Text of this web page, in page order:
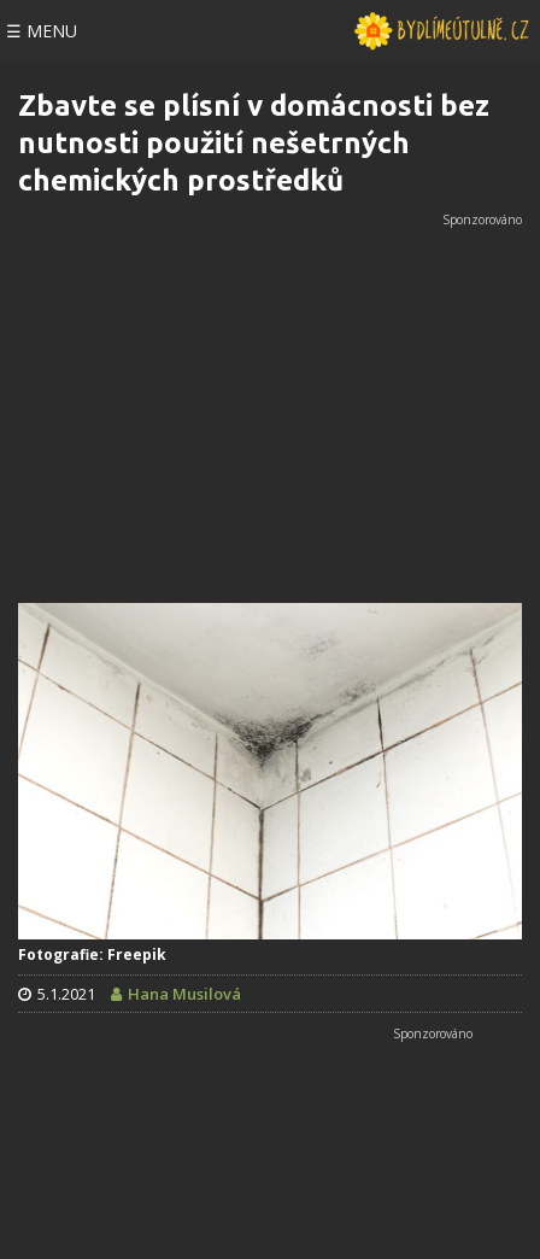
☰ MENU
Zbavte se plísní v domácnosti bez
nutnosti použití nešetrných
chemických prostředků
Fotografie: Freepik
5.1.2021 Hana Musilová